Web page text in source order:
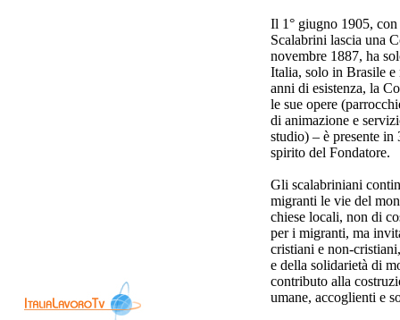
Il 1° giugno 1905,
Scalabrini lascia una
novembre 1887, ha
Italia, solo in Brasile
anni di esistenza, la
le sue opere
di animazione e
studio) – è presente in
spirito del Fondatore.
Gli scalabriniani
migranti le vie del
chiese locali, non di
per i migranti, ma
cristiani e non-
e della solidarietà di
contributo alla
umane, accoglienti e